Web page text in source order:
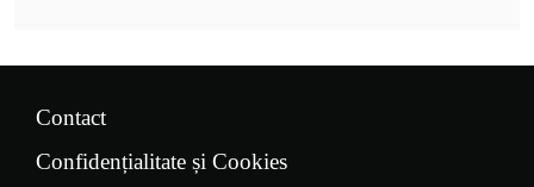
Contact
Confidențialitate și Cookies